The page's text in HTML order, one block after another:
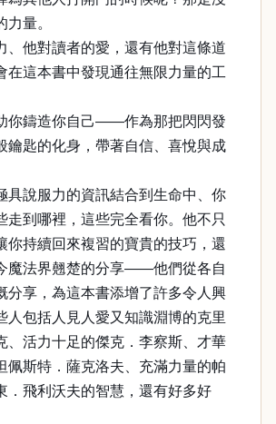
量。
、他對讀者的愛，還有他對這條道
在這本書中發現通往無限力量的工
你鑄造你自己——作為那把閃閃發
鑰匙的化身，帶著自信、喜悅與成
具說服力的資訊結合到生命中、你
走到哪裡，這些完全看你。他不只
你持續回來複習的寶貴的技巧，還
魔法界翹楚的分享——他們從各自
分享，為這本書添增了許多令人興
人包括人見人愛又知識淵博的克里
、活力十足的傑克．李察斯、才華
佩斯特．薩克洛夫、充滿力量的帕
．飛利沃夫的智慧，還有好多好